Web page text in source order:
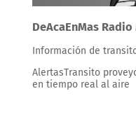
DeAcaEnMas
Información de
AlertasTransito
en tiempo real al aire